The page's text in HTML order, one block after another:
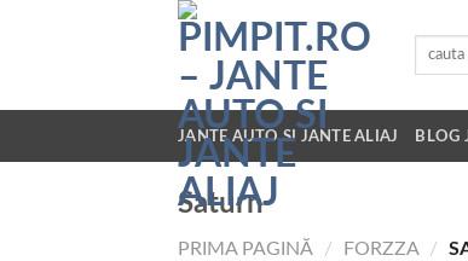
JANTE AUTO SI JANTE ALIAJ BLOG
Saturn
PRIMA PAGINĂ / FORZZA /